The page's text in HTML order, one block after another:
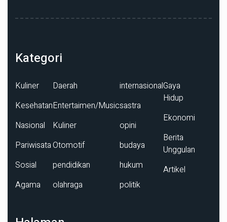
Kategori
Kuliner
Kesehatan
Nasional
Pariwisata
Sosial
Agama
Daerah
Entertaimen/Music
Kuliner
Otomotif
pendidikan
olahraga
internasional
sastra
opini
budaya
hukum
politik
Gaya
Hidup
Ekonomi
Berita
Unggulan
Artikel